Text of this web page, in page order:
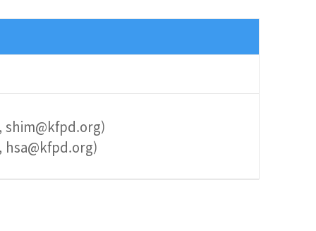
shim@kfpd.org)
hsa@kfpd.org)